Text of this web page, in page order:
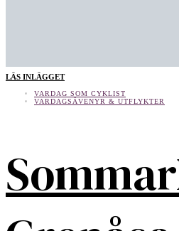
LÄS INLÄGGET
VARDAG SOM CYKLIST
VARDAGSÄVENYR & UTFLYKTER